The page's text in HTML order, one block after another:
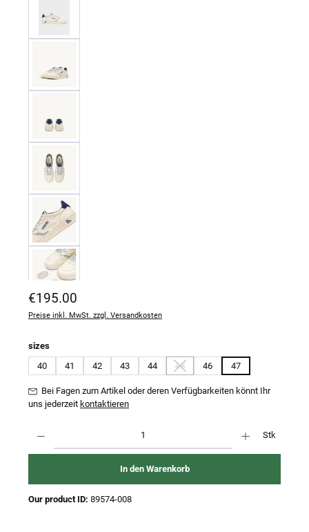
Regulärer Preis:
€195.00
Preise inkl. MwSt. zzgl. Versandkosten
sizesauswählen
40
41 42 43 44 45
(Diese Option ist zurzeit nicht
46 47
Bei Fagen zum Artikel oder deren Verfügbarkeiten könnt Ihr
uns jederzeit kontaktieren
Stk
In den Warenkorb
Our product ID: 89574-008